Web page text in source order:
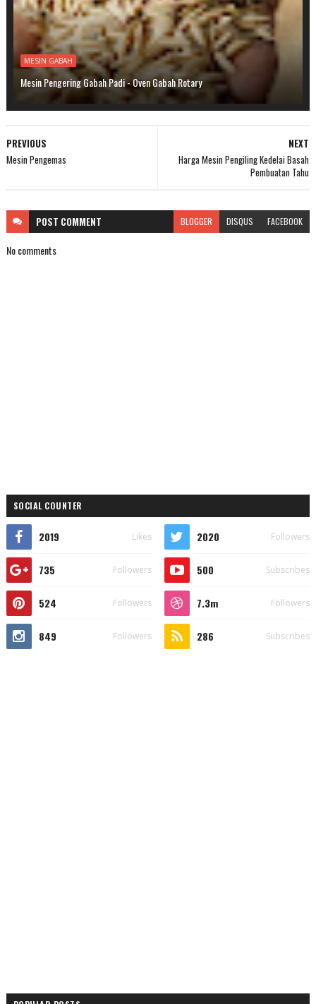
MESIN GABAH
Mesin Pengering Gabah Padi - Oven Gabah Rotary
NEXT
Harga Mesin Pengiling Kedelai Basah
Pembuatan Tahu
PREVIOUS
Mesin Pengemas
POST COMMENT BLOGGER DISQUS FACEBOOK
No comments
SOCIAL COUNTER
2019 Likes 2020 Followers
735 Followers 500 Subscribes
524 Followers 7.3m Followers
849 Followers 286 Subscribes